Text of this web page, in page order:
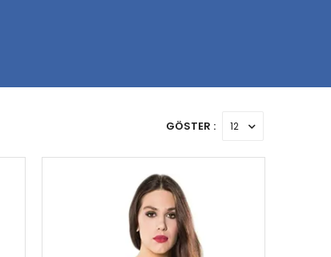
GÖSTER :